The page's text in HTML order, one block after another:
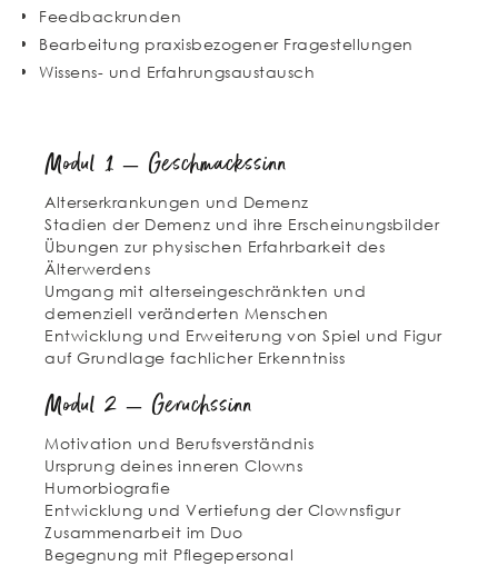
Feedbackrunden
Bearbeitung praxisbezogener Fragestellungen
Wissens- und Erfahrungsaustausch
Modul 1 – Geschmackssinn
Alterserkrankungen und Demenz
Stadien der Demenz und ihre Erscheinungsbilder
Übungen zur physischen Erfahrbarkeit des
Älterwerdens
Umgang mit alterseingeschränkten und
demenziell veränderten Menschen
Entwicklung und Erweiterung von Spiel und Figur
auf Grundlage fachlicher Erkenntniss
Modul 2 – Geruchssinn
Motivation und Berufsverständnis
Ursprung deines inneren Clowns
Humorbiografie
Entwicklung und Vertiefung der Clownsfigur
Zusammenarbeit im Duo
Begegnung mit Pflegepersonal